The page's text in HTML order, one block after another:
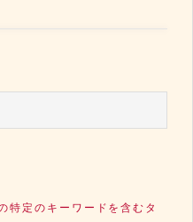
定のキーワードを含むタ